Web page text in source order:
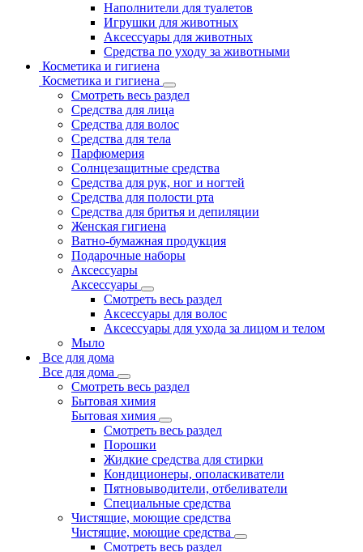
Наполнители для туалетов
Игрушки для животных
Аксессуары для животных
Средства по уходу за животными
Косметика и гигиена
Косметика и гигиена
Смотреть весь раздел
Средства для лица
Средства для волос
Средства для тела
Парфюмерия
Солнцезащитные средства
Средства для рук, ног и ногтей
Средства для полости рта
Средства для бритья и депиляции
Женская гигиена
Ватно-бумажная продукция
Подарочные наборы
Аксессуары
Аксессуары
Смотреть весь раздел
Аксессуары для волос
Аксессуары для ухода за лицом и телом
Мыло
Все для дома
Все для дома
Смотреть весь раздел
Бытовая химия
Бытовая химия
Смотреть весь раздел
Порошки
Жидкие средства для стирки
Кондиционеры, ополаскиватели
Пятновыводители, отбеливатели
Специальные средства
Чистящие, моющие средства
Чистящие, моющие средства
Смотреть весь раздел